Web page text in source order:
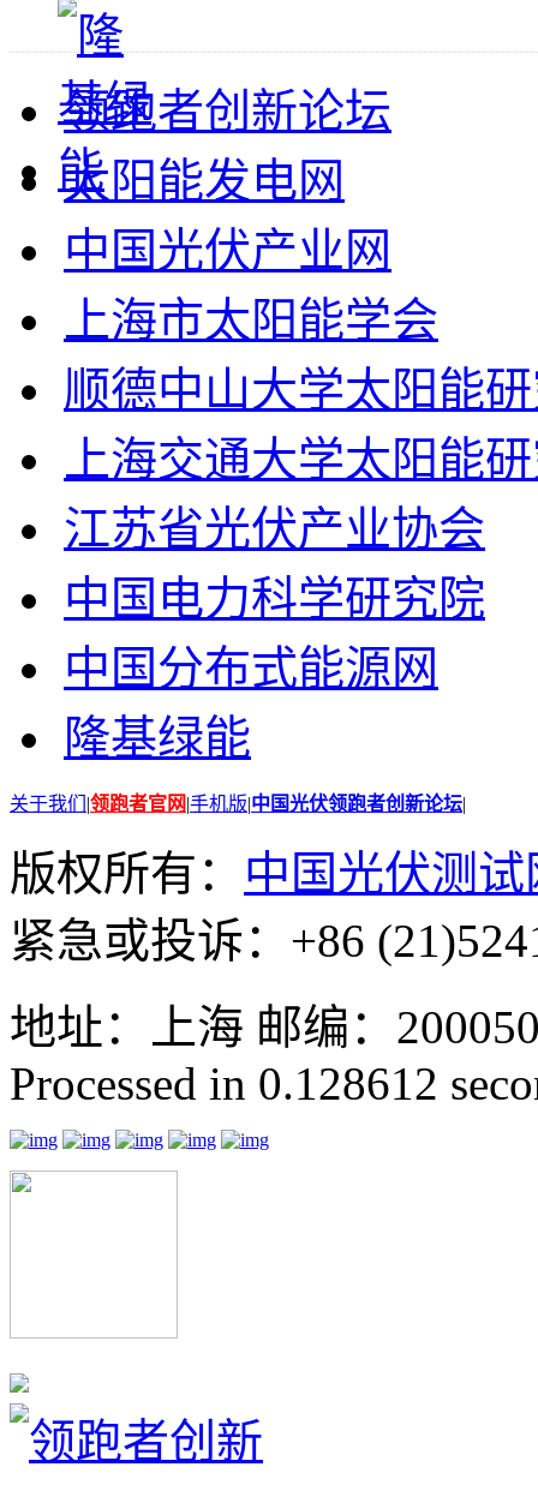
领跑者创新论坛
太阳能发电网
中国光伏产业网
上海市太阳能学会
顺德中山大学太阳能
上海交通大学太阳能
江苏省光伏产业协会
中国电力科学研究院
中国分布式能源网
隆基绿能
关于我们 |领跑者官网|手机版|中国光伏领跑者创新论坛|
版权所有： 中国光伏测试
紧急或投诉：+86
地址：上海 邮编：
Processed in 0.128612